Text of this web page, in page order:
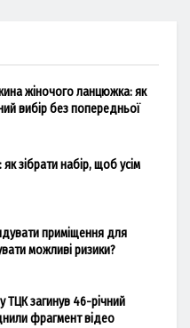
жіночого ланцюжка: як
вибір без попередньої
як зібрати набір, щоб усім
приміщення для
можливі ризики?
ТЦК загинув 46-річний
фрагмент відео